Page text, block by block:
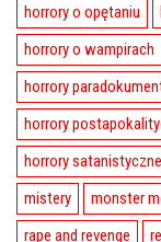
horrory o opętaniu
horrory o wampirach
horrory
horrory
horrory satanistyczne
mistery
monster
rape and revenge